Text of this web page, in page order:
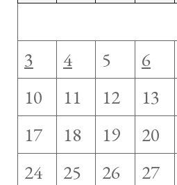
3
4 5 6
10
11 12 13
17
18 19 20
24
25 26 27